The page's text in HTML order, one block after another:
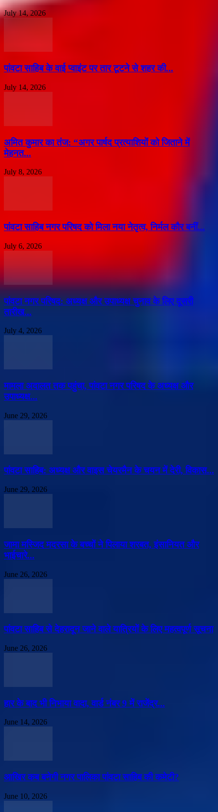
July 14, 2026
पांवटा साहिब के वाई प्वाइंट पर तार टूटने से शहर की...
July 14, 2026
अमित कुमार का तंज: “अगर पार्षद प्रत्याशियों को जिताने में
मेहनत...
July 8, 2026
पांवटा साहिब नगर परिषद को मिला नया नेतृत्व, निर्मल कौर बनीं...
July 6, 2026
पांवटा नगर परिषद: अध्यक्ष और उपाध्यक्ष चुनाव के लिए दूसरी
तारीख...
July 4, 2026
मामला अदालत तक पहुंचा, पांवटा नगर परिषद के अध्यक्ष और
उपाध्यक्ष...
June 29, 2026
पांवटा साहिब: अध्यक्ष और वाइस चेयरमैन के चयन में देरी, विकास...
June 29, 2026
जामा मस्जिद मदरसा के बच्चों ने पिलाया शरबत, इंसानियत और
भाईचारे...
June 26, 2026
पांवटा साहिब से देहरादून जाने वाले यात्रियों के लिए महत्वपूर्ण सूचना
June 26, 2026
हार के बाद भी निभाया वादा, वार्ड नंबर 9 में राजेंद्र...
June 14, 2026
आखिर कब बनेगी नगर पालिका पांवटा साहिब की कमेटी?
June 10, 2026